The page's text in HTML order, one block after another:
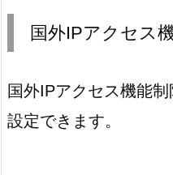
国外IPアクセス
国外IPアクセス機能
設定できます。